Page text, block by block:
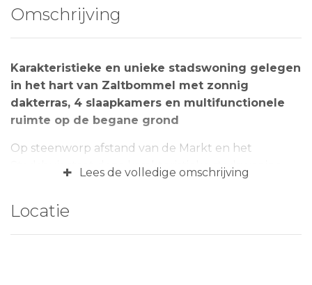
Omschrijving
Karakteristieke en unieke stadswoning gelegen
in het hart van Zaltbommel met zonnig
dakterras, 4 slaapkamers en multifunctionele
ruimte op de begane grond
Op steenworp afstand van de Markt en het
Stadshuis staat deze karakteristieke stadswoning
met maar liefst 4 slaapkamers, ruim dakterras op
de begane grond. Deze ruimte is momenteel in
gebruik als een gezellige studio met zithoek,
+ Lees de volledige omschrijving
Locatie